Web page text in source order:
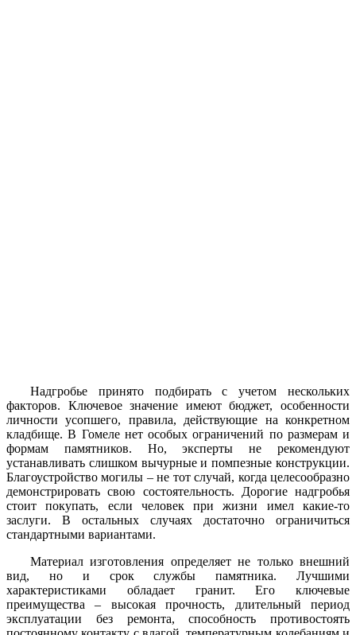
Надгробье принято подбирать с учетом нескольких
факторов. Ключевое значение имеют бюджет, особенности
личности усопшего, правила, действующие на конкретном
кладбище. В Гомеле нет особых ограничений по размерам и
формам памятников. Но, эксперты не рекомендуют
устанавливать слишком вычурные и помпезные конструкции.
Благоустройство могилы – не тот случай, когда целесообразно
демонстрировать свою состоятельность. Дорогие надгробья
стоит покупать, если человек при жизни имел какие-то
заслуги. В остальных случаях достаточно ограничиться
стандартными вариантами.
Материал изготовления определяет не только внешний
вид, но и срок службы памятника. Лучшими
характеристиками обладает гранит. Его ключевые
преимущества – высокая прочность, длительный период
эксплуатации без ремонта, способность противостоять